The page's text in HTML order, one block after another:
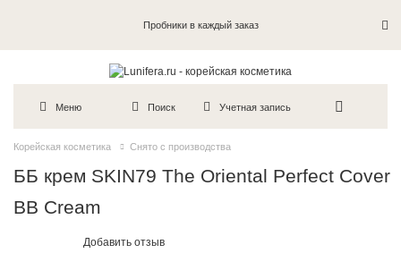
Пробники в каждый заказ
Меню Поиск Учетная запись
Корейская косметика Снято с производства
ББ крем SKIN79 The Oriental Perfect Cover
BB Cream
Добавить отзыв